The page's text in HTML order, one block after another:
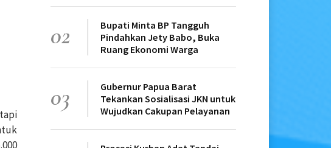
02
Bupati Minta BP Tangguh
Pindahkan Jety Babo, Buka
Ruang Ekonomi Warga
03
Gubernur Papua Barat
Tekankan Sosialisasi JKN untuk
Wujudkan Cakupan Pelayanan